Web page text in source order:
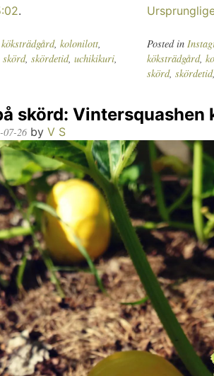
.
köksträdgård, kolonilott,
skörd, skördetid, uchikikuri,
Posted in
köksträdgård,
skörd, skördetid,
skörd:
07-26 by V S